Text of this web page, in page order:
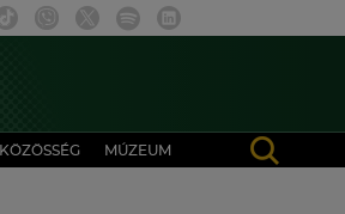
KÖZÖSSÉG MÚZEUM